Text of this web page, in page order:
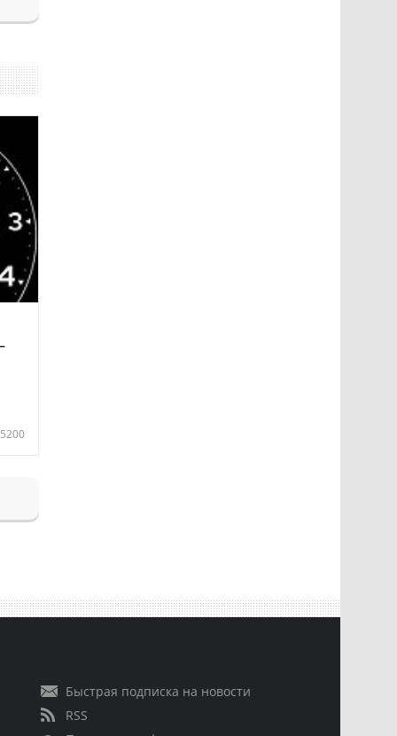
5200
Быстрая подписка на новости
RSS